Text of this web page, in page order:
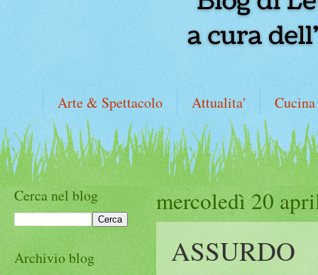
Arte & Spettacolo Attualita' Cucina
mercoledì 20
ASSURDO
Cerca nel blog
Archivio blog